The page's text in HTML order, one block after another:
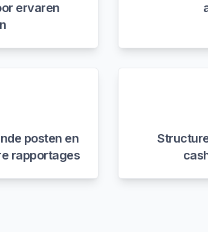
ervaren
posten en
rapportages